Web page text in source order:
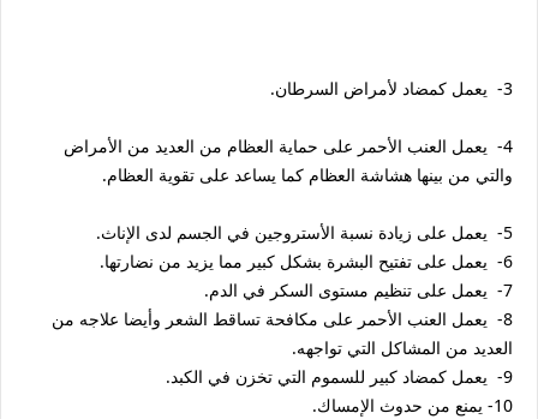
3- يعمل كمضاد لأمراض السرطان.
4- يعمل العنب الأحمر على حماية العظام من العديد من الأمراض
والتي من بينها هشاشة العظام كما يساعد على تقوية العظام.
5- يعمل على زيادة نسبة الأستروجين في الجسم لدى الإناث.
6- يعمل على تفتيح البشرة بشكل كبير مما يزيد من نضارتها.
7- يعمل على تنظيم مستوى السكر في الدم.
8- يعمل العنب الأحمر على مكافحة تساقط الشعر وأيضا علاجه من
العديد من المشاكل التي تواجهه.
9- يعمل كمضاد كبير للسموم التي تخزن في الكبد.
10- يمنع من حدوث الإمساك.